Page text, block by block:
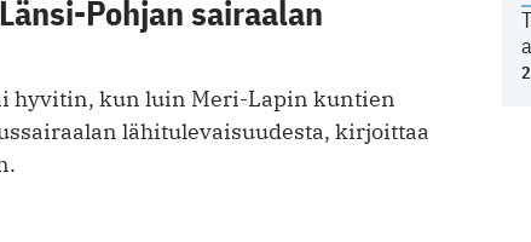
Pohjan sairaalan
hyvitin, kun luin Meri-Lapin kuntien
lähitulevaisuudesta, kirjoittaa